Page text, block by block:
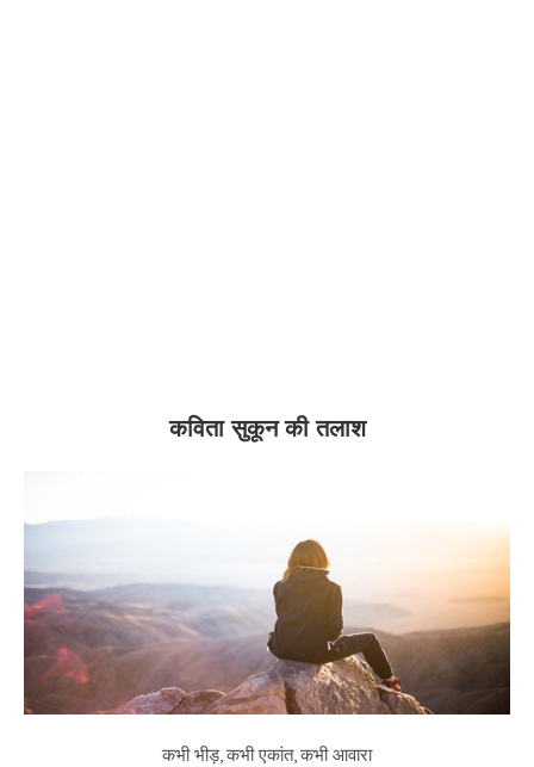
कविता सुकून की तलाश
कभी भीड़, कभी एकांत, कभी आवारा